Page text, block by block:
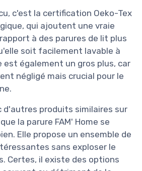
c'est la certification Oeko-Tex
qui ajoutent une vraie
à des parures de lit plus
soit facilement lavable à
également un gros plus, car
négligé mais crucial pour le
d'autres produits similaires sur
la parure FAM' Home se
Elle propose un ensemble de
sans exploser le
Certes, il existe des options